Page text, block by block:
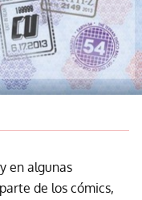
en algunas
de los cómics,